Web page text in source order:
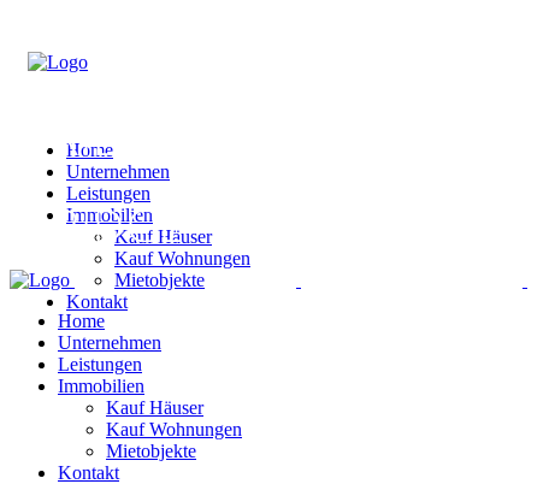
Home
Unternehmen
Leistungen
Immobilien
Kauf Häuser
Kauf Wohnungen
Mietobjekte
Kontakt
Home
Unternehmen
Leistungen
Immobilien
Kauf Häuser
Kauf Wohnungen
Mietobjekte
Kontakt